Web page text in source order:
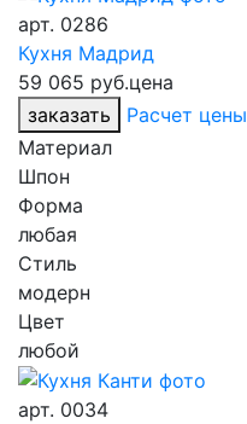
арт. 0286
Кухня Мадрид
59 065 руб.цена
заказать
Расчет цены
Материал
Шпон
Форма
любая
Стиль
модерн
Цвет
любой
арт. 0034